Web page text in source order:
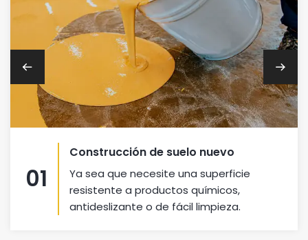
01
Construcción de suelo nuevo
Ya sea que necesite una superficie
resistente a productos químicos,
antideslizante o de fácil limpieza.